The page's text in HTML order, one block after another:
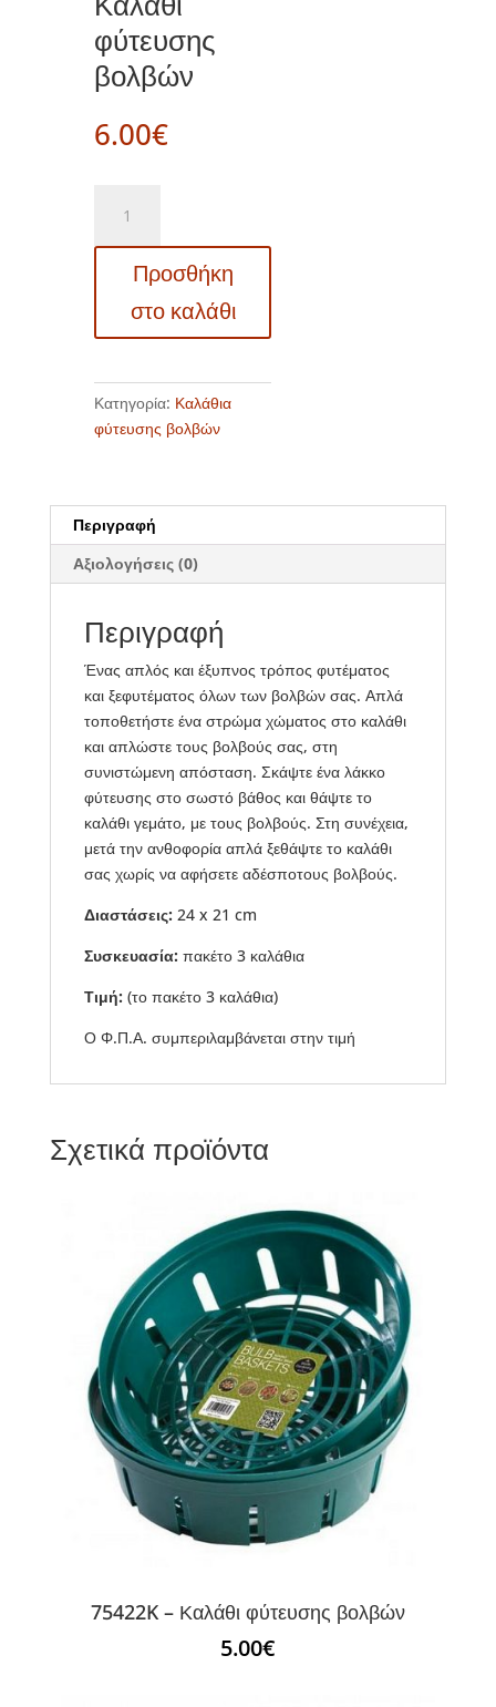
φύτευσης
βολβών
6.00€
Καλάθι
φύτευσης
ποσότητα
Προσθήκη
στο καλάθι
Κατηγορία: Καλάθια
φύτευσης βολβών
Περιγραφή
Αξιολογήσεις (0)
Περιγραφή
Ένας απλός και έξυπνος τρόπος φυτέματος
και ξεφυτέματος όλων των βολβών σας. Απλά
τοποθετήστε ένα στρώμα χώματος στο καλάθι
και απλώστε τους βολβούς σας, στη
συνιστώμενη απόσταση. Σκάψτε ένα λάκκο
φύτευσης στο σωστό βάθος και θάψτε το
καλάθι γεμάτο, με τους βολβούς. Στη συνέχεια,
μετά την ανθοφορία απλά ξεθάψτε το καλάθι
σας χωρίς να αφήσετε αδέσποτους βολβούς.
Διαστάσεις: 24 x 21 cm
Συσκευασία: πακέτο 3 καλάθια
Τιμή: (το πακέτο 3 καλάθια)
Ο Φ.Π.Α. συμπεριλαμβάνεται στην τιμή
Σχετικά προϊόντα
75422K – Καλάθι φύτευσης βολβών
5.00€